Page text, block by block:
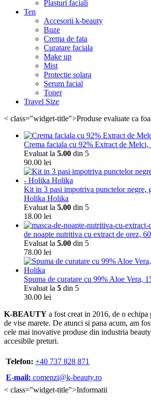
Plasturi faciali
Ten
Accesorii k-beauty
Buze
Crema de fata
Curatare faciala
Make up
Mist
Protectie solara
Serum facial
Toner
Travel Size
< class="widget-title">Produse evaluate ca
Crema faciala cu 92% Extract de
Evaluat la 5.00 din 5
90.00 lei
Kit in 3 pasi impotriva punctelor negre,
Holika Holika
Evaluat la 5.00 din 5
18.00 lei
de noapte nutritiva cu extract de orez,
Evaluat la 5.00 din 5
78.00 lei
Spuma de curatare cu 99% Aloe Vera,
Evaluat la 5 din 5
30.00 lei
K-BEAUTY a fost creat in 2016, de o echipa
de vise marete. De atunci si pana acum, am
cele mai inovative produse din industria
accesibile preturi.
Telefon: +40 737 828 871
E-mail: comenzi@k-beauty.ro
< class="widget-title">Informatii